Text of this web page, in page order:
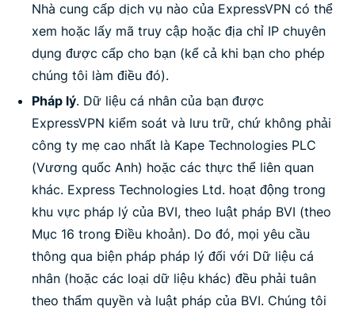
Nhà cung cấp dịch vụ nào của ExpressVPN có thể
xem hoặc lấy mã truy cập hoặc địa chỉ IP chuyên
dụng được cấp cho bạn (kể cả khi bạn cho phép
chúng tôi làm điều đó).
Pháp lý. Dữ liệu cá nhân của bạn được
ExpressVPN kiểm soát và lưu trữ, chứ không phải
công ty mẹ cao nhất là Kape Technologies PLC
(Vương quốc Anh) hoặc các thực thể liên quan
khác. Express Technologies Ltd. hoạt động trong
khu vực pháp lý của BVI, theo luật pháp BVI (theo
Mục 16 trong Điều khoản). Do đó, mọi yêu cầu
thông qua biện pháp pháp lý đối với Dữ liệu cá
nhân (hoặc các loại dữ liệu khác) đều phải tuân
theo thẩm quyền và luật pháp của BVI. Chúng tôi